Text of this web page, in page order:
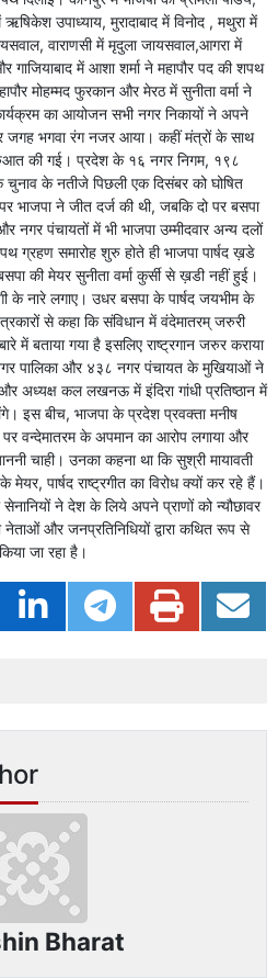
ऋषिकेश उपाध्याय, मुरादाबाद में विनोद , मथुरा में
वाराणसी में मृदुला जायसवाल,आगरा में
में आशा शर्मा ने महापौर पद की शपथ
मोहम्मद फुरकान और मेरठ में सुनीता वर्मा ने
का आयोजन सभी नगर निकायों ने अपने
जगह भगवा रंग नजर आया। कहीं मंत्रों के साथ
की गई। प्रदेश के १६ नगर निगम, १९८
के नतीजे पिछली एक दिसंबर को घोषित
भाजपा ने जीत दर्ज की थी, जबकि दो पर बसपा
नगर पंचायतों में भी भाजपा उम्मीदवार अन्य दलों
समारोह शुरु होते ही भाजपा पार्षद ख़डे
की मेयर सुनीता वर्मा कुर्सी से ख़डी नहीं हुई।
के नारे लगाए। उधर बसपा के पार्षद जयभीम के
से कहा कि संविधान में वंदेमातरम् जरुरी
में बताया गया है इसलिए राष्ट्रगान जरुर कराया
पालिका और ४३८ नगर पंचायत के मुखियाओं ने
अध्यक्ष कल लखनऊ में इंदिरा गांधी प्रतिष्ठान में
इस बीच, भाजपा के प्रदेश प्रवक्ता मनीष
वन्देमातरम के अपमान का आरोप लगाया और
चाही। उनका कहना था कि सुश्री मायावती
मेयर, पार्षद राष्ट्रगीत का विरोध क्यों कर रहे हैं।
सेनानियों ने देश के लिये अपने प्राणों को न्यौछावर
और जनप्रतिनिधियों द्वारा कथित रूप से
जा रहा है।
Bharat